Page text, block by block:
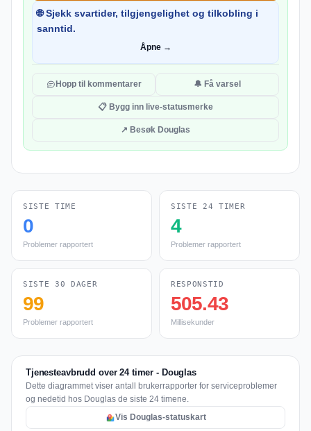
🌐 Sjekk svartider, tilgjengelighet og tilkobling i
sanntid.
Åpne →
Hopp til kommentarer 🔔 Få varsel
📋 Bygg inn live-statusmerke
↗ Besøk Douglas
SISTE TIME
0
Problemer rapportert
SISTE 24 TIMER
4
Problemer rapportert
SISTE 30 DAGER
99
Problemer rapportert
RESPONSTID
505.43
Millisekunder
Tjenesteavbrudd over 24 timer - Douglas
Dette diagrammet viser antall brukerrapporter for serviceproblemer
og nedetid hos Douglas de siste 24 timene.
Vis Douglas-statuskart